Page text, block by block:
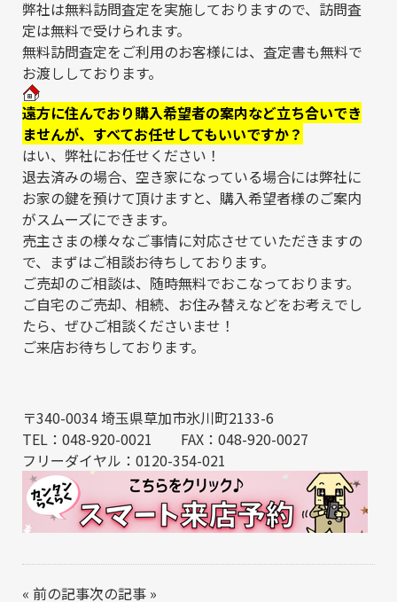
弊社は無料訪問査定を実施しておりますので、訪問査
定は無料で受けられます。
無料訪問査定をご利用のお客様には、査定書も無料で
お渡ししております。
遠方に住んでおり購入希望者の案内など立ち合いでき
ませんが、すべてお任せしてもいいですか？
はい、弊社にお任せください！
退去済みの場合、空き家になっている場合には弊社に
お家の鍵を預けて頂けますと、購入希望者様のご案内
がスムーズにできます。
売主さまの様々なご事情に対応させていただきますの
で、まずはご相談お待ちしております。
ご売却のご相談は、随時無料でおこなっております。
ご自宅のご売却、相続、お住み替えなどをお考えでし
たら、ぜひご相談くださいませ！
ご来店お待ちしております。
〒340-0034 埼玉県草加市氷川町2133-6
TEL：048-920-0021 FAX：048-920-0027
フリーダイヤル：0120-354-021
« 前の記事次の記事 »